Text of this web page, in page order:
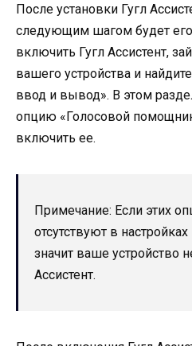
После установки Гугл
следующим шагом будет
включить Гугл Ассистент,
вашего устройства и
ввод и вывод». В этом
опцию «Голосовой
включить ее.
Примечание: Если этих
отсутствуют в
значит ваше устройство
Ассистент.